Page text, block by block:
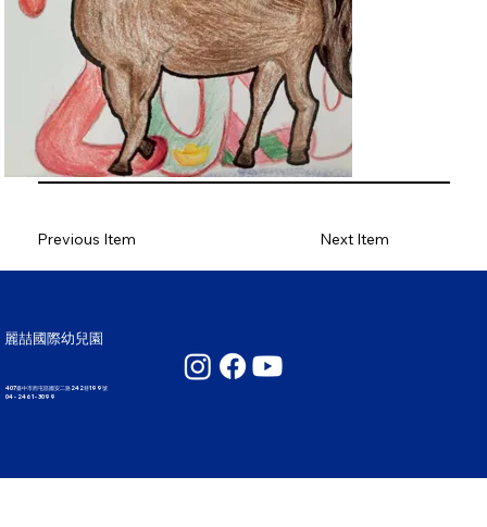
Previous Item Next Item
麗喆國際幼兒園
407臺中市西屯區國安二路242巷199號
04 - 2461 - 3099